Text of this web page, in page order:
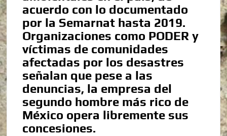
acuerdo con lo documentado
por la Semarnat hasta 2019.
Organizaciones como PODER y
víctimas de comunidades
afectadas por los desastres
señalan que pese a las
denuncias, la empresa del
segundo hombre más rico de
México opera libremente sus
concesiones.